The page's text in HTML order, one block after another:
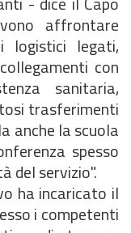
affrontare
logistici legati,
con
sanitaria,
trasferimenti
anche la scuola
spesso
del servizio".
ha incaricato il
i competenti